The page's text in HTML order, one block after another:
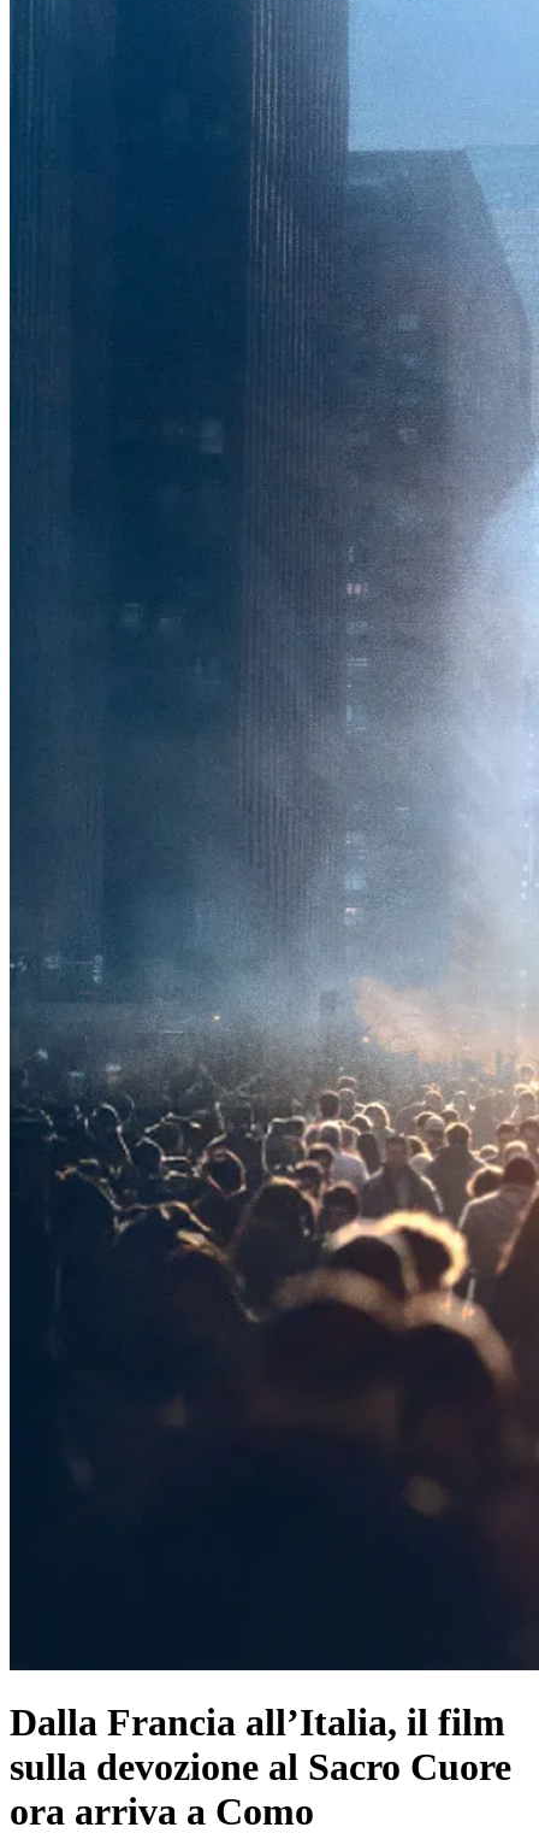
Dalla Francia all’Italia, il film
sulla devozione al Sacro Cuore
ora arriva a Como